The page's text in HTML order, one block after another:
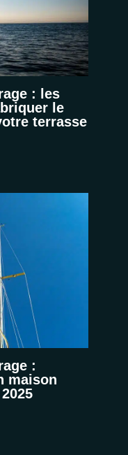
: les
le
terrasse
:
maison